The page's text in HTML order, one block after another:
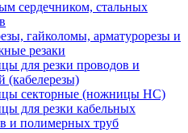
сердечником, стальных
гайколомы, арматурорезы и
резаки
для резки проводов и
(кабелерезы)
секторные (ножницы НС)
для резки кабельных
и полимерных труб